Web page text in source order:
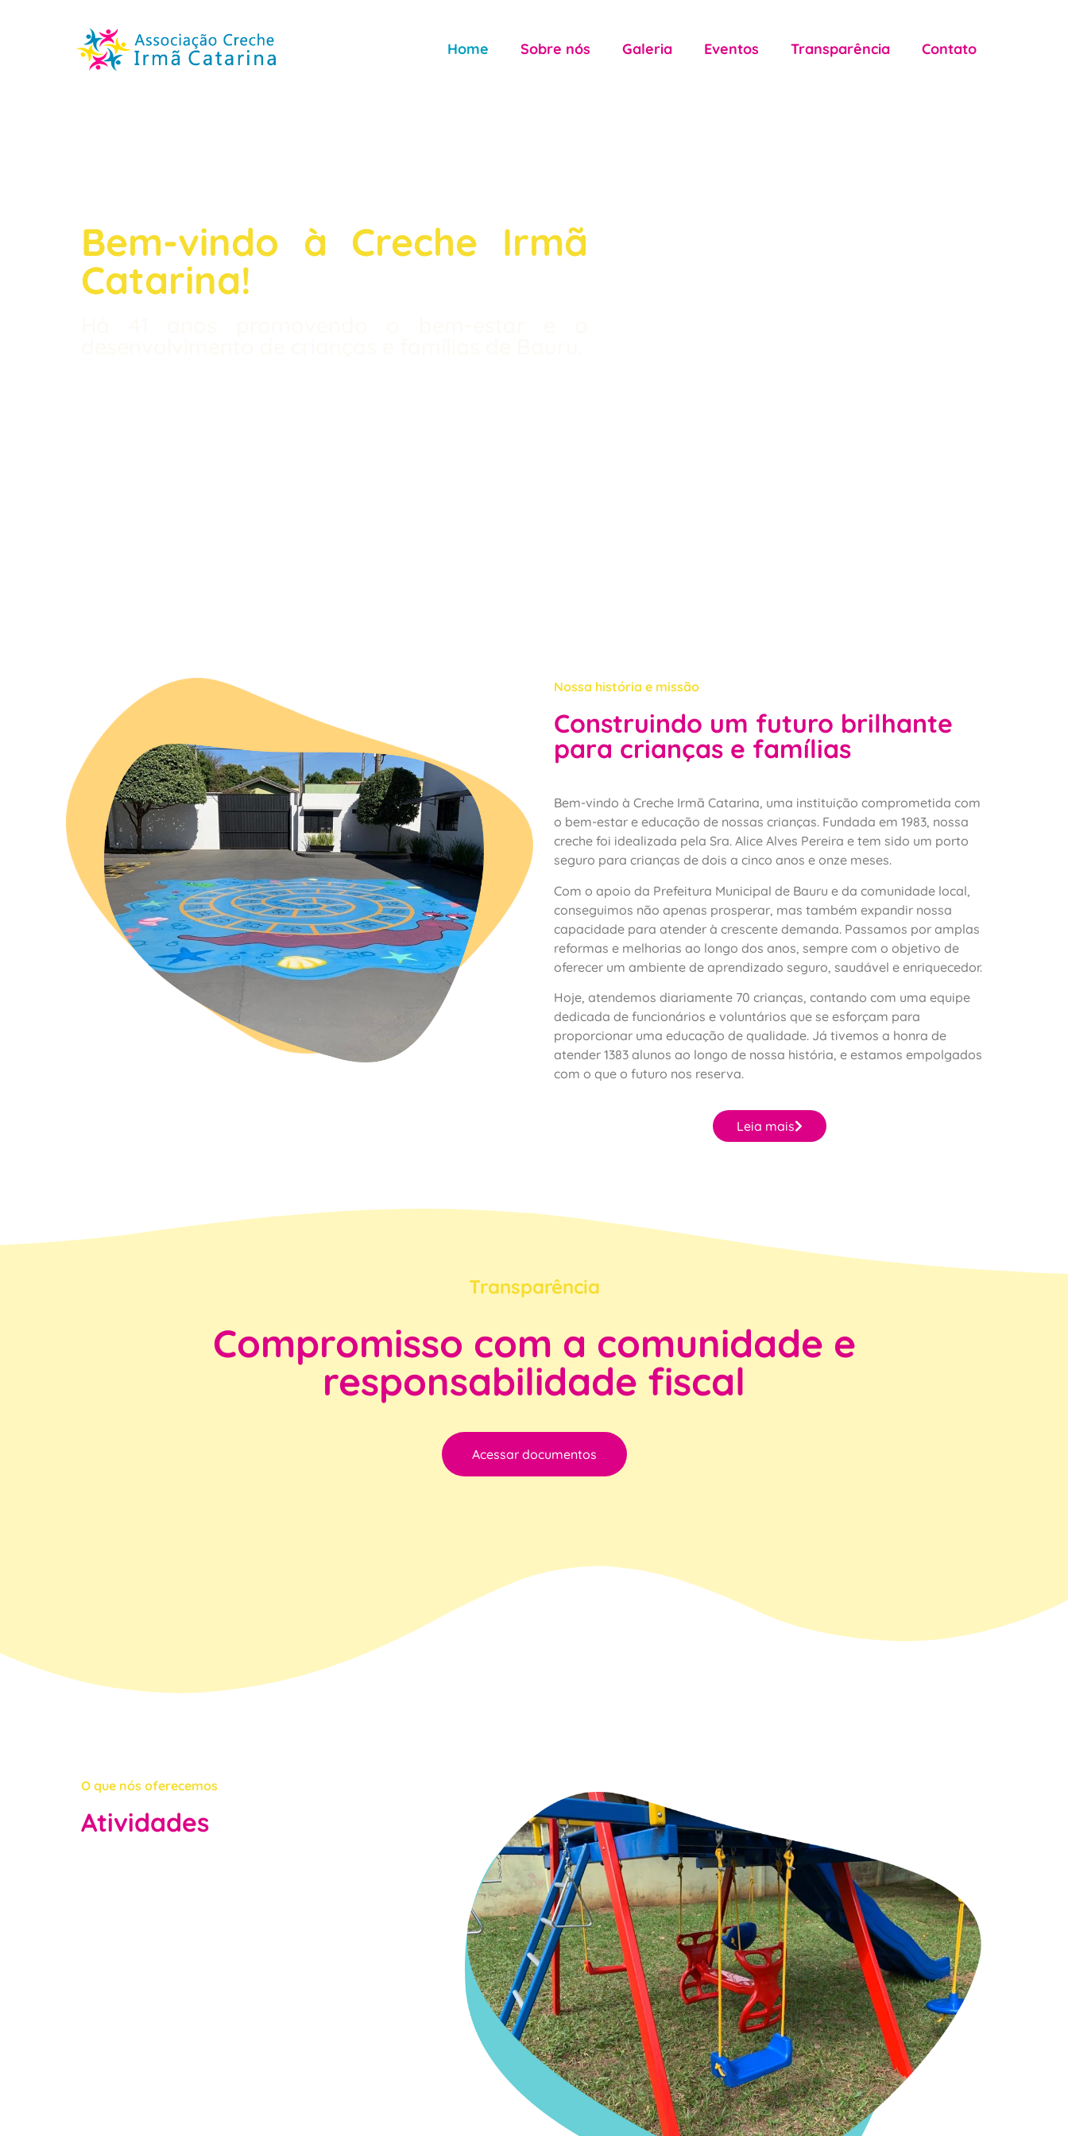
Home Sobre nós Galeria Eventos Transparência Contato
Bem-vindo à Creche Irmã
Catarina!
Nossa história e missão
Construindo um futuro brilhante
para crianças e famílias
Bem-vindo à Creche Irmã Catarina, uma instituição comprometida com
o bem-estar e educação de nossas crianças. Fundada em 1983, nossa
creche foi idealizada pela Sra. Alice Alves Pereira e tem sido um porto
seguro para crianças de dois a cinco anos e onze meses.
Com o apoio da Prefeitura Municipal de Bauru e da comunidade local,
conseguimos não apenas prosperar, mas também expandir nossa
capacidade para atender à crescente demanda. Passamos por amplas
reformas e melhorias ao longo dos anos, sempre com o objetivo de
oferecer um ambiente de aprendizado seguro, saudável e enriquecedor.
Hoje, atendemos diariamente 70 crianças, contando com uma equipe
dedicada de funcionários e voluntários que se esforçam para
proporcionar uma educação de qualidade. Já tivemos a honra de
atender 1383 alunos ao longo de nossa história, e estamos empolgados
com o que o futuro nos reserva.
Leia mais
Transparência
Compromisso com a comunidade e
responsabilidade fiscal
Acessar documentos
O que nós oferecemos
Atividades